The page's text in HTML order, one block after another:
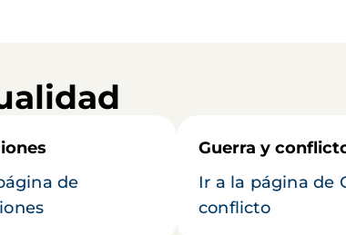
de
Guerra y
Ir a la página de
conflicto